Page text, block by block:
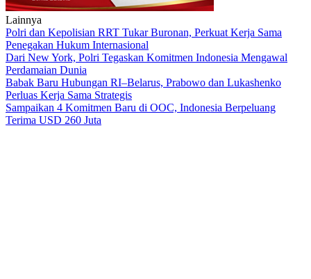
Lainnya
Polri dan Kepolisian RRT Tukar Buronan, Perkuat Kerja Sama
Penegakan Hukum Internasional
Dari New York, Polri Tegaskan Komitmen Indonesia Mengawal
Perdamaian Dunia
Babak Baru Hubungan RI–Belarus, Prabowo dan Lukashenko
Perluas Kerja Sama Strategis
Sampaikan 4 Komitmen Baru di OOC, Indonesia Berpeluang
Terima USD 260 Juta